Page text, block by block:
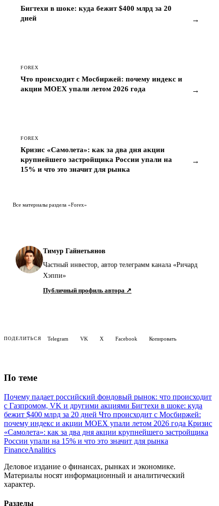
дней
Что происходит с Мосбиржей: почему индекс и
акции MOEX упали летом 2026 года
Кризис «Самолета»: как за два дня акции
крупнейшего застройщика России упали на
15% и что это значит для рынка
Частный инвестор, автор телеграмм канала «Ричард
Хэппи»
Публичный профиль автора ↗
Почему падает российский фондовый рынок: что происходит
с Газпромом, VK и другими акциями
бежит $400 млрд за 20 дней Что происходит с Мосбиржей:
почему индекс и акции MOEX упали летом 2026 года Кризис
«Самолета»: как за два дня акции крупнейшего застройщика
России упали на 15% и что это значит для рынка
FinanceAnalitics
Деловое издание о финансах, рынках и экономике.
Материалы носят информационный и аналитический
характер.
Разделы